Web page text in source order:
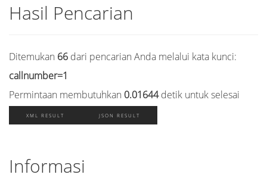
Hasil Pencarian
Ditemukan 66 dari pencarian Anda melalui kata kunci:
callnumber=1
Permintaan membutuhkan 0.01644detik untuk selesai
XML RESULT JSON RESULT
Informasi